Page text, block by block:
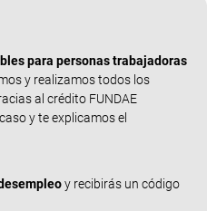
para personas trabajadoras
y realizamos todos los
al crédito FUNDAE
y te explicamos el
y recibirás un código